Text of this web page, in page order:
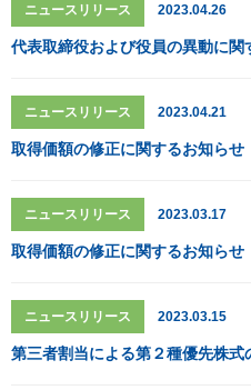
ニュースリリース 2023.04.26
代表取締役および役員の異動に関
ニュースリリース 2023.04.21
取得価額の修正に関するお知らせ
ニュースリリース 2023.03.17
取得価額の修正に関するお知らせ
ニュースリリース 2023.03.15
第三者割当による第２種優先株